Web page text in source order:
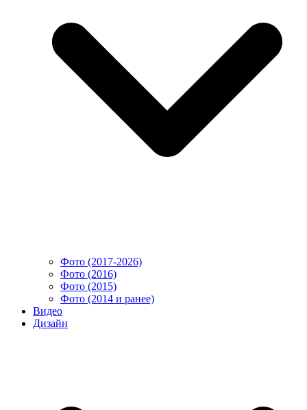
Фото (2017-2026)
Фото (2016)
Фото (2015)
Фото (2014 и ранее)
Видео
Дизайн